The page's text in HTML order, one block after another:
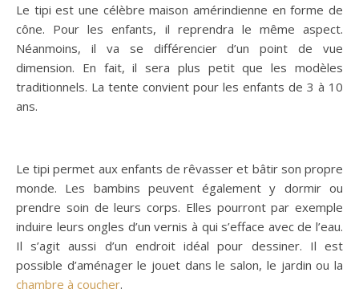
Le tipi est une célèbre maison amérindienne en forme de
cône. Pour les enfants, il reprendra le même aspect.
Néanmoins, il va se différencier d’un point de vue
dimension. En fait, il sera plus petit que les modèles
traditionnels. La tente convient pour les enfants de 3 à 10
ans.
Le tipi permet aux enfants de rêvasser et bâtir son propre
monde. Les bambins peuvent également y dormir ou
prendre soin de leurs corps. Elles pourront par exemple
induire leurs ongles d’un vernis à qui s’efface avec de l’eau.
Il s’agit aussi d’un endroit idéal pour dessiner. Il est
possible d’aménager le jouet dans le salon, le jardin ou la
chambre à coucher.